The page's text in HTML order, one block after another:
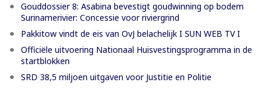
Gouddossier 8: Asabina bevestigt goudwinning op bodem
Surinamerivier: Concessie voor riviergrind
Pakkitow vindt de eis van OvJ belachelijk I SUN WEB TV I
Officiële uitvoering Nationaal Huisvestingsprogramma in de
startblokken
SRD 38,5 miljoen uitgaven voor Justitie en Politie